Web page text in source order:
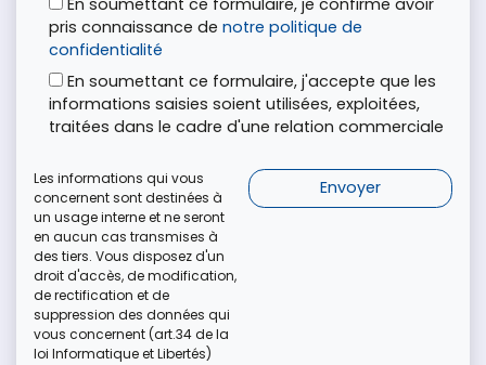
En soumettant ce formulaire, je confirme avoir
pris connaissance denotre politique de
confidentialité
En soumettant ce formulaire, j'accepte que les
informations saisies soient utilisées, exploitées,
traitées dans le cadre d'une relation commerciale
Les informations qui vous
concernent sont destinées à
un usage interne et ne seront
en aucun cas transmises à
des tiers. Vous disposez d'un
droit d'accès, de modification,
de rectification et de
suppression des données qui
vous concernent (art.34 de la
loi Informatique et Libertés)